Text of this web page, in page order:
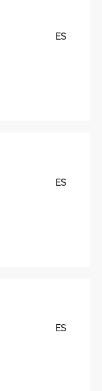
ES
ES
ES